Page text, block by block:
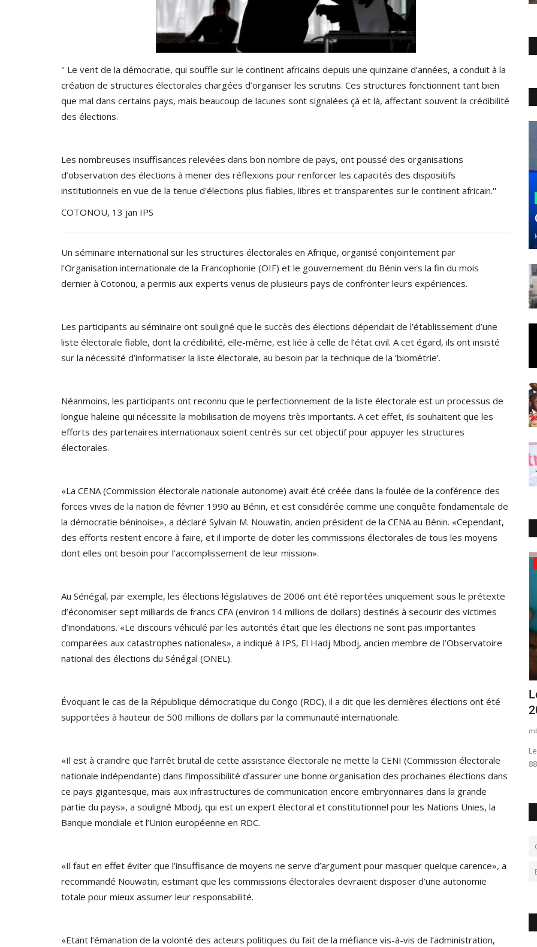
'' Le vent de la démocratie, qui souffle sur le continent africains depuis une quinzaine d’années, a conduit à la
création de structures électorales chargées d’organiser les scrutins. Ces structures fonctionnent tant bien
que mal dans certains pays, mais beaucoup de lacunes sont signalées çà et là, affectant souvent la crédibilité
des élections.
Les nombreuses insuffisances relevées dans bon nombre de pays, ont poussé des organisations
d’observation des élections à mener des réflexions pour renforcer les capacités des dispositifs
institutionnels en vue de la tenue d'élections plus fiables, libres et transparentes sur le continent africain.''
COTONOU, 13 jan IPS
Un séminaire international sur les structures électorales en Afrique, organisé conjointement par
l'Organisation internationale de la Francophonie (OIF) et le gouvernement du Bénin vers la fin du mois
dernier à Cotonou, a permis aux experts venus de plusieurs pays de confronter leurs expériences.
Les participants au séminaire ont souligné que le succès des élections dépendait de l’établissement d’une
liste électorale fiable, dont la crédibilité, elle-même, est liée à celle de l’état civil. A cet égard, ils ont insisté
sur la nécessité d’informatiser la liste électorale, au besoin par la technique de la ‘biométrie’.
Néanmoins, les participants ont reconnu que le perfectionnement de la liste électorale est un processus de
longue haleine qui nécessite la mobilisation de moyens très importants. A cet effet, ils souhaitent que les
efforts des partenaires internationaux soient centrés sur cet objectif pour appuyer les structures
électorales.
«La CENA (Commission électorale nationale autonome) avait été créée dans la foulée de la conférence des
forces vives de la nation de février 1990 au Bénin, et est considérée comme une conquête fondamentale de
la démocratie béninoise», a déclaré Sylvain M. Nouwatin, ancien président de la CENA au Bénin. «Cependant,
des efforts restent encore à faire, et il importe de doter les commissions électorales de tous les moyens
dont elles ont besoin pour l’accomplissement de leur mission».
Au Sénégal, par exemple, les élections législatives de 2006 ont été reportées uniquement sous le prétexte
d’économiser sept milliards de francs CFA (environ 14 millions de dollars) destinés à secourir des victimes
d’inondations. «Le discours véhiculé par les autorités était que les élections ne sont pas importantes
comparées aux catastrophes nationales», a indiqué à IPS, El Hadj Mbodj, ancien membre de l’Observatoire
national des élections du Sénégal (ONEL).
Évoquant le cas de la République démocratique du Congo (RDC), il a dit que les dernières élections ont été
supportées à hauteur de 500 millions de dollars par la communauté internationale.
«Il est à craindre que l’arrêt brutal de cette assistance électorale ne mette la CENI (Commission électorale
nationale indépendante) dans l’impossibilité d’assurer une bonne organisation des prochaines élections dans
ce pays gigantesque, mais aux infrastructures de communication encore embryonnaires dans la grande
partie du pays», a souligné Mbodj, qui est un expert électoral et constitutionnel pour les Nations Unies, la
Banque mondiale et l’Union européenne en RDC.
«Il faut en effet éviter que l’insuffisance de moyens ne serve d’argument pour masquer quelque carence», a
recommandé Nouwatin, estimant que les commissions électorales devraient disposer d’une autonomie
totale pour mieux assumer leur responsabilité.
«Etant l’émanation de la volonté des acteurs politiques du fait de la méfiance vis-à-vis de l’administration,
2008 portant
Hadji Mbodj
Congo, que le journal Le Pays au...
2006 portant statut...
88/056 du 29 septembre...